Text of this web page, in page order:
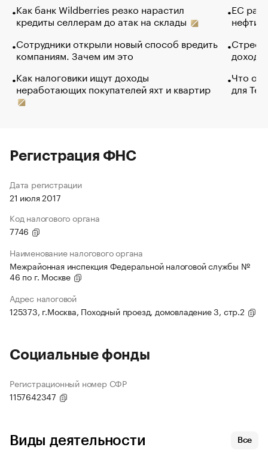
Как банк Wildberries резко нарастил
кредиты селлерам до атак на склады
Сотрудники открыли новый способ вредить
компаниям. Зачем им это
Как налоговики ищут доходы
неработающих покупателей яхт и квартир
ЕС
нефти
Что
для
Регистрация ФНС
Дата регистрации
21 июля 2017
Код налогового органа
7746
Наименование налогового органа
Межрайонная инспекция Федеральной налоговой службы №
46 по г. Москве
Адрес налоговой
125373, г.Москва, Походный проезд, домовладение 3, стр.2
Социальные фонды
Регистрационный номер СФР
1157642347
Виды деятельности Все